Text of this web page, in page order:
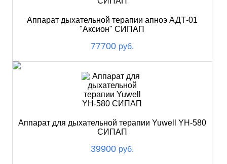
Аппарат дыхательной терапии апноэ АДТ-01
"Аксион" СИПАП
77700 руб.
Аппарат для дыхательной терапии Yuwell YH-580
СИПАП
39900 руб.